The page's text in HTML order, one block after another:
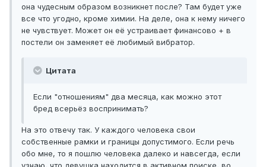
она чудесным образом возникнет после? Там будет уже
все что угодно, кроме химии. На деле, она к нему ничего
не чувствует. Может он её устраивает финансово + в
постели он заменяет её любимый вибратор.
Цитата
Если "отношениям" два месяца, как можно этот
бред всерьёз воспринимать?
На это отвечу так. У каждого человека свои
собственные рамки и границы допустимого. Если речь
обо мне, то я пошлю человека далеко и навсегда, если
узнаю, что девушка находится в активном поиске, во